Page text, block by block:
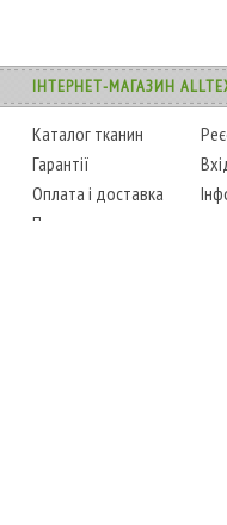
ІНТЕРНЕТ-МАГАЗИН
Каталог тканин
Гарантії
Оплата і доставка
Повернення товару